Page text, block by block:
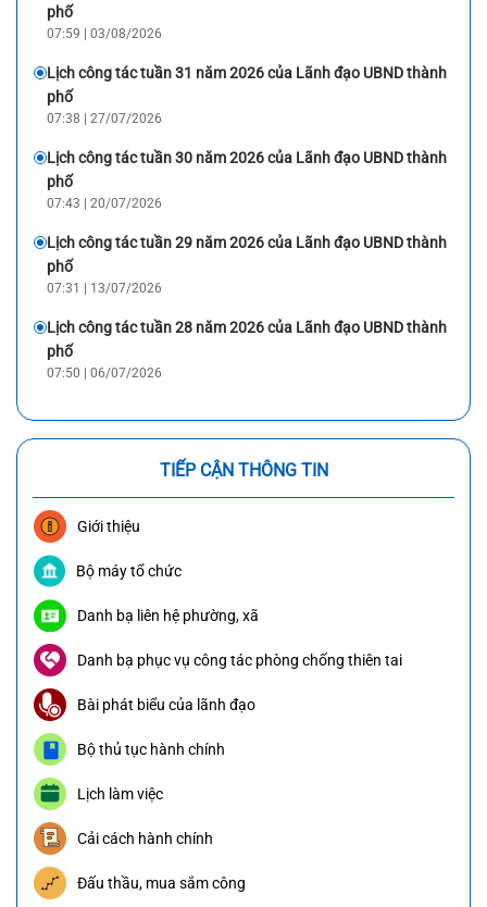
phố
07:59 | 03/08/2026
Lịch công tác tuần 31 năm 2026 của Lãnh đạo UBND thành
phố
07:38 | 27/07/2026
Lịch công tác tuần 30 năm 2026 của Lãnh đạo UBND thành
phố
07:43 | 20/07/2026
Lịch công tác tuần 29 năm 2026 của Lãnh đạo UBND thành
phố
07:31 | 13/07/2026
Lịch công tác tuần 28 năm 2026 của Lãnh đạo UBND thành
phố
07:50 | 06/07/2026
TIẾP CẬN THÔNG TIN
Giới thiệu
Bộ máy tổ chức
Danh bạ liên hệ phường, xã
Danh bạ phục vụ công tác phòng chống thiên tai
Bài phát biểu của lãnh đạo
Bộ thủ tục hành chính
Lịch làm việc
Cải cách hành chính
Đấu thầu, mua sắm công